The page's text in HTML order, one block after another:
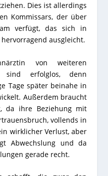
Dies ist allerdings
Kommissars, der über
verfügt, das sich in
ausgleicht.
von weiteren
sind erfolglos, denn
Tage später beinahe in
Außerdem braucht
da ihre Beziehung mit
vollends in
wirklicher Verlust, aber
Abwechslung und da
gerade recht.